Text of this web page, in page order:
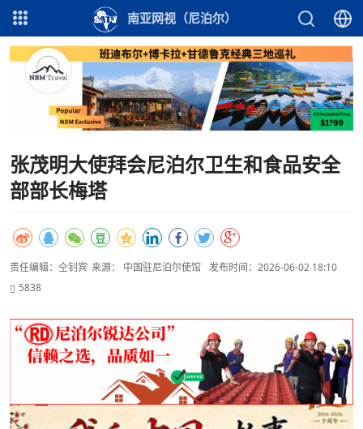
南亚网视（尼泊尔）
张茂明大使拜会尼泊尔卫生和食品安全
部部长梅塔
责任编辑：仝钊宾 来源： 中国驻尼泊尔使馆 发布时间：2026-06-02 18:10
5838